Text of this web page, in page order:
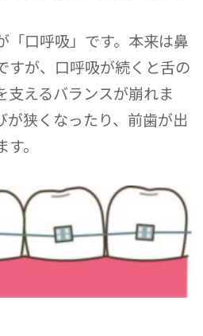
「口呼吸」です。本来は鼻
すが、口呼吸が続くと舌の
支えるバランスが崩れま
が狭くなったり、前歯が出
。